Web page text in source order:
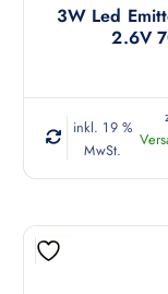
3W Led
2.6V
inkl. 19 %
MwSt.